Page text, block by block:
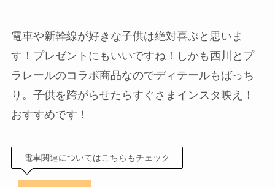
電車や新幹線が好きな子供は絶対喜ぶと思いま
す！プレゼントにもいいですね！しかも西川とプ
ラレールのコラボ商品なのでディテールもばっち
り。子供を跨がらせたらすぐさまインスタ映え！
おすすめです！
電車関連についてはこちらもチェック